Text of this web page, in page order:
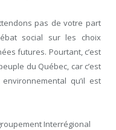
pas de votre part
social sur les choix
futures. Pourtant, c’est
du Québec, car c’est
qu’il est
Interrégional